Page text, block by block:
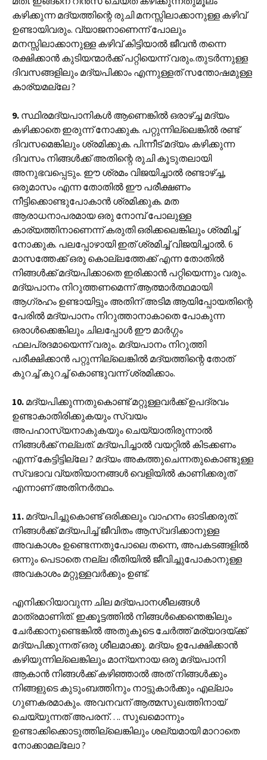
കഴിക്കുന്ന മദ്യത്തിന്റെ രുചി മനസ്സിലാക്കാനുള്ള കഴിവ്
ഉണ്ടായിവരും. വ്യാജനാണെന്ന് പോലും
മനസ്സിലാക്കാനുള്ള കഴിവ് കിട്ടിയാൽ ജീവൻ തന്നെ
രക്ഷിക്കാൻ കുടിയന്മാർക്ക് പറ്റിയെന്ന് വരും.തുടർന്നുള്ള
ദിവസങ്ങളിലും മദ്യപിക്കാം എന്നുള്ളത് സന്തോഷമുള്ള
കാര്യമല്ലേ ?
9. സ്ഥിരമദ്യപാനികൾ ആണെങ്കിൽ ഒരാഴ്ച്ച മദ്യം
കഴിക്കാതെ ഇരുന്ന് നോക്കുക. പറ്റുന്നില്ലെങ്കിൽ രണ്ട്
ദിവസമെങ്കിലും ശ്രമിക്കുക. പിന്നീട് മദ്യം കഴിക്കുന്ന
ദിവസം നിങ്ങൾക്ക് അതിന്റെ രുചി കൂടുതലായി
അനുഭവപ്പെടും. ഈ ശ്രമം വിജയിച്ചാൽ രണ്ടാഴ്ച്ച,
ഒരുമാസം എന്ന തോതിൽ ഈ പരീക്ഷണം
നീട്ടിക്കൊണ്ടുപോകാൻ ശ്രമിക്കുക. മത
ആരാധനാപരമായ ഒരു നോമ്പ് പോലുള്ള
കാര്യത്തിനാണെന്ന് കരുതി ഒരിക്കലെങ്കിലും ശ്രമിച്ച്
നോക്കുക. പലപ്പോഴായി ഇത് ശ്രമിച്ച് വിജയിച്ചാൽ. 6
മാസത്തേക്ക് ഒരു കൊല്ലത്തേക്ക് എന്ന തോതിൽ
നിങ്ങൾക്ക് മദ്യപിക്കാതെ ഇരിക്കാൻ പറ്റിയെന്നും വരും.
മദ്യപാനം നിറുത്തണമെന്ന് ആത്മാർത്ഥമായി
ആഗ്രഹം ഉണ്ടായിട്ടും അതിന് അടിമ ആയിപ്പോയതിന്റെ
പേരിൽ മദ്യപാനം നിറുത്താനാകാതെ പോകുന്ന
ഒരാൾക്കെങ്കിലും ചിലപ്പോൾ ഈ മാർഗ്ഗം
ഫലപ്രദമായെന്ന് വരും. മദ്യപാനം നിറുത്തി
പരീക്ഷിക്കാൻ പറ്റുന്നില്ലെങ്കിൽ മദ്യത്തിന്റെ തോത്
കുറച്ച് കുറച്ച് കൊണ്ടുവന്ന് ശ്രമിക്കാം.
10. മദ്യപിക്കുന്നതുകൊണ്ട് മറ്റുള്ളവർക്ക് ഉപദ്രവം
ഉണ്ടാകാതിരിക്കുകയും സ്വയം
അപഹാസ്യനാകുകയും ചെയ്യാതിരുന്നാൽ
നിങ്ങൾക്ക് നല്ലത്. മദ്യപിച്ചാൽ വയറ്റിൽ കിടക്കണം
എന്ന് കേട്ടിട്ടില്ലേ ? മദ്യം അകത്തുചെന്നതുകൊണ്ടുള്ള
സ്വഭാവ വ്യതിയാനങ്ങൾ വെളിയിൽ കാണിക്കരുത്
എന്നാണ് അതിനർത്ഥം.
11. മദ്യപിച്ചുകൊണ്ട് ഒരിക്കലും വാഹനം ഓടിക്കരുത്.
നിങ്ങൾക്ക് മദ്യപിച്ച് ജീവിതം ആസ്വദിക്കാനുള്ള
അവകാശം ഉണ്ടെന്നതുപോലെ തന്നെ, അപകടങ്ങളിൽ
ഒന്നും പെടാതെ നല്ല രീതിയിൽ ജീവിച്ചുപോകാനുള്ള
അവകാശം മറ്റുള്ളവർക്കും ഉണ്ട്.
എനിക്കറിയാവുന്ന ചില മദ്യപാനശീലങ്ങൾ
മാത്രമാണിത്. ഇക്കൂട്ടത്തിൽ നിങ്ങൾക്കെന്തെങ്കിലും
ചേർക്കാനുണ്ടെങ്കിൽ അതുകൂടെ ചേർത്ത് മര്യാദയ്ക്ക്
മദ്യപിക്കുന്നത് ഒരു ശീലമാക്കൂ. മദ്യം ഉപേക്ഷിക്കാൻ
കഴിയുന്നില്ലെങ്കിലും മാന്യനായ ഒരു മദ്യപാനി
ആകാൻ നിങ്ങൾക്ക് കഴിഞ്ഞാൽ അത് നിങ്ങൾക്കും
നിങ്ങളുടെ കുടുംബത്തിനും നാട്ടുകാർക്കും എല്ലാം
ഗുണകരമാകും. അവനവന് ആത്മസുഖത്തിനായ്
ചെയ്യുന്നത് അപരന്…. സുഖമൊന്നും
ഉണ്ടാക്കിക്കൊടുത്തില്ലെങ്കിലും ശല്യമായി മാറാതെ
നോക്കാമല്ലോ ?